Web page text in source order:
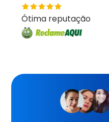
Ótima reputação